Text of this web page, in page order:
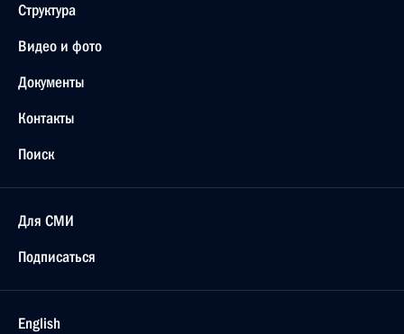
Структура
Видео и фото
Документы
Контакты
Поиск
Для СМИ
Подписаться
English